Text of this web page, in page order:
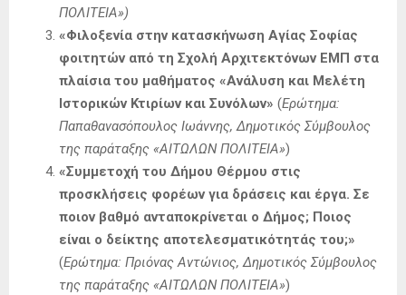
ΠΟΛΙΤΕΙΑ»)
«Φιλοξενία στην κατασκήνωση Αγίας Σοφίας
φοιτητών από τη Σχολή Αρχιτεκτόνων ΕΜΠ στα
πλαίσια του μαθήματος «Ανάλυση και Μελέτη
Ιστορικών Κτιρίων και Συνόλων» (Ερώτημα:
Παπαθανασόπουλος Ιωάννης, Δημοτικός Σύμβουλος
της παράταξης «ΑΙΤΩΛΩΝ ΠΟΛΙΤΕΙΑ»)
«Συμμετοχή του Δήμου Θέρμου στις
προσκλήσεις φορέων για δράσεις και έργα. Σε
ποιον βαθμό ανταποκρίνεται ο Δήμος; Ποιος
είναι ο δείκτης αποτελεσματικότητάς του;»
(Ερώτημα: Πριόνας Αντώνιος, Δημοτικός Σύμβουλος
της παράταξης «ΑΙΤΩΛΩΝ ΠΟΛΙΤΕΙΑ»)